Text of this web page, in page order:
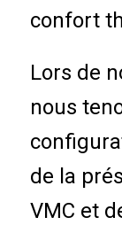
confort
Lors de
nous
de la
VMC et